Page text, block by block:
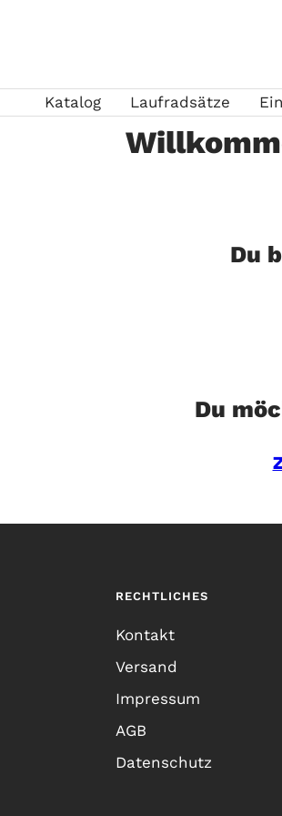
Katalog Laufradsätze
Du
Du
RECHTLICHES
Kontakt
Versand
Impressum
AGB
Datenschutz